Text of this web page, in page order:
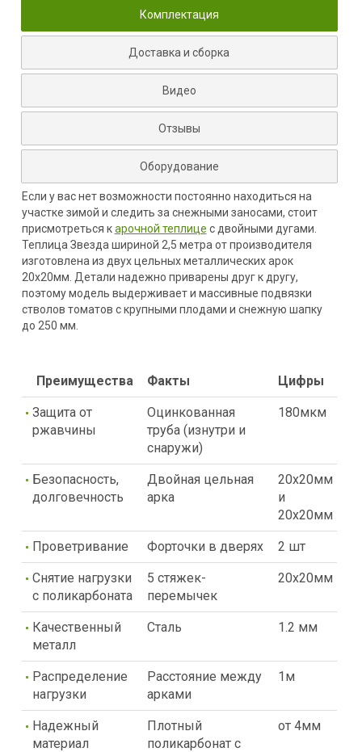
Комплектация
Доставка и сборка
Видео
Отзывы
Оборудование
Если у вас нет возможности постоянно находиться на
участке зимой и следить за снежными заносами, стоит
присмотреться карочной теплице с двойными дугами.
Теплица Звезда шириной 2,5 метра от производителя
изготовлена из двух цельных металлических арок
20х20мм. Детали надежно приварены друг к другу,
поэтому модель выдерживает и массивные подвязки
стволов томатов с крупными плодами и снежную шапку
до 250 мм.
Преимущества Факты Цифры
Защита от
ржавчины
Оцинкованная
труба (изнутри и
снаружи)
180мкм
Безопасность,
долговечность
Двойная цельная
арка
20х20мм
и
20х20мм
Проветривание Форточки в дверях 2 шт
Снятие нагрузки
с поликарбоната
5 стяжек-
перемычек
20х20мм
Качественный
металл
Сталь 1.2 мм
Распределение
нагрузки
Расстояние между
арками
1м
Надежный
материал
Плотный
поликарбонат с
от 4мм